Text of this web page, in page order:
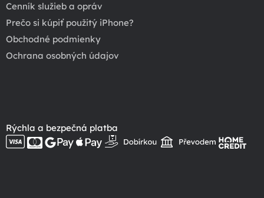
Cenník služieb a opráv
Prečo si kúpiť použitý iPhone?
Obchodné podmienky
Ochrana osobných údajov
Rýchla a bezpečná platba